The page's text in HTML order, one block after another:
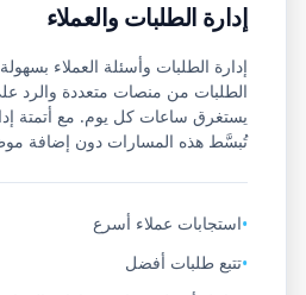
إدارة الطلبات والعملاء
إدارة الطلبات وأسئلة العملاء
الطلبات من منصات متعددة والرد
يستغرق ساعات كل يوم. مع أتمتة
تُبسَّط هذه المسارات دون إضافة
•استجابات عملاء أسرع
•تتبع طلبات أفضل